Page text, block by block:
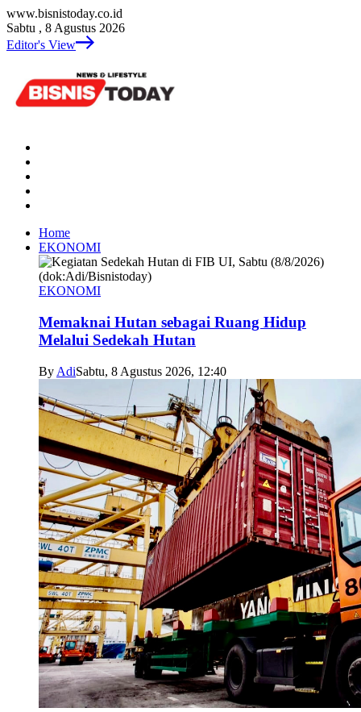
www.bisnistoday.co.id
Sabtu , 8 Agustus 2026
Editor's View
Home
EKONOMI
EKONOMI
Memaknai Hutan sebagai Ruang Hidup
Melalui Sedekah Hutan
By AdiSabtu, 8 Agustus 2026, 12:40